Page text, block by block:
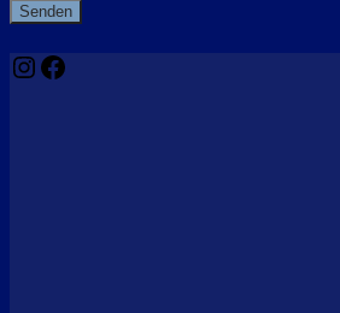
Instagram
Facebook